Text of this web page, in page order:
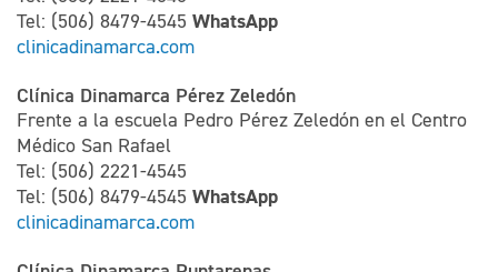
Tel: (506) 8479-4545 WhatsApp
clinicadinamarca.com
Clínica Dinamarca Pérez Zeledón
Frente a la escuela Pedro Pérez Zeledón en el Centro
Médico San Rafael
Tel: (506) 2221-4545
Tel: (506) 8479-4545 WhatsApp
clinicadinamarca.com